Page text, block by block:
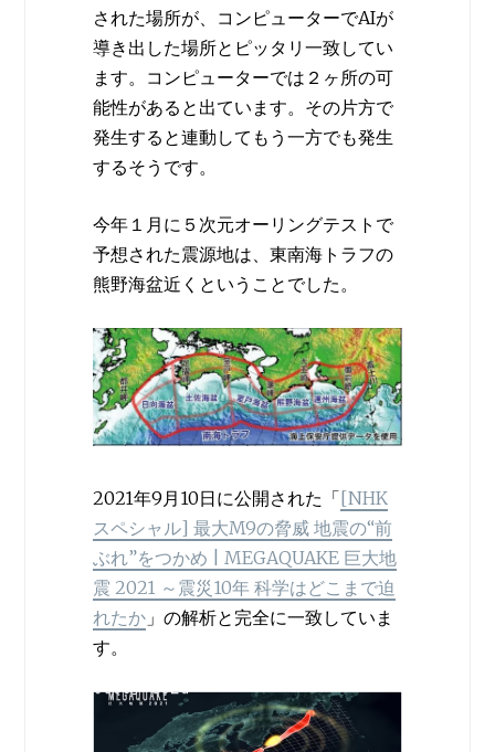
された場所が、コンピューターでAIが
導き出した場所とピッタリ一致してい
ます。コンピューターでは２ヶ所の可
能性があると出ています。その片方で
発生すると連動してもう一方でも発生
するそうです。
今年１月に５次元オーリングテストで
予想された震源地は、東南海トラフの
熊野海盆近くということでした。
2021年9月10日に公開された「[NHK
スペシャル] 最大M9の脅威 地震の“前
ぶれ”をつかめ | MEGAQUAKE 巨大地
震 2021 ～震災10年 科学はどこまで迫
れたか」の解析と完全に一致していま
す。